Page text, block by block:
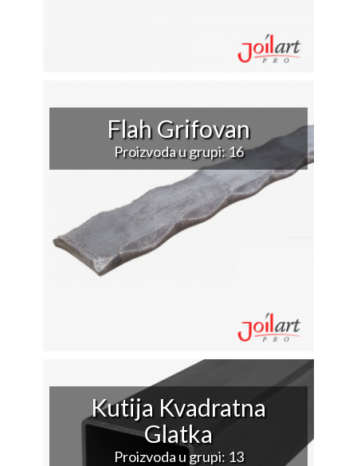
Flah Grifovan
Proizvoda u grupi: 16
Kutija Kvadratna
Glatka
Proizvoda u grupi: 13